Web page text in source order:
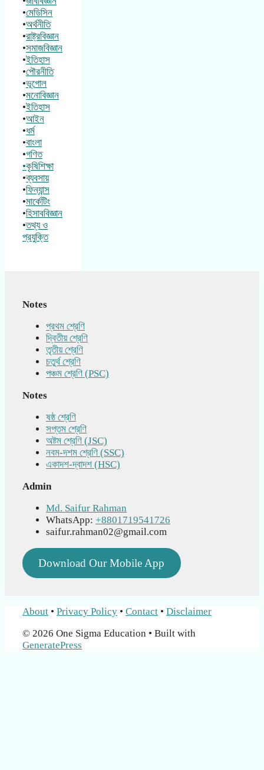
•মেডিসিন
•অর্থনীতি
•রাষ্ট্রবিজ্ঞান
•সমাজবিজ্ঞান
•ইতিহাস
•পৌরনীতি
•ভূগোল
•মনোবিজ্ঞান
•ইতিহাস
•আইন
•ধর্ম
•বাংলা
•গণিত
•কৃষিশিক্ষা
•ব্যবসায়
•ফিন্যান্স
•মার্কেটিং
•হিসাববিজ্ঞান
•তথ্য ও
প্রযুক্তি
Notes
প্রথম শ্রেণি
দ্বিতীয় শ্রেণি
তৃতীয় শ্রেণি
চতুর্থ শ্রেণি
পঞ্চম শ্রেণি (PSC)
Notes
ষষ্ঠ শ্রেণি
সপ্তম শ্রেণি
অষ্টম শ্রেণি (JSC)
নবম-দশম শ্রেণি (SSC)
একাদশ-দ্বাদশ (HSC)
Admin
Md. Saifur Rahman
WhatsApp: +8801719541726
saifur.rahman02@gmail.com
Download Our Mobile App
About • Privacy Policy • Contact • Disclaimer
© 2026 One Sigma Education • Built with
GeneratePress